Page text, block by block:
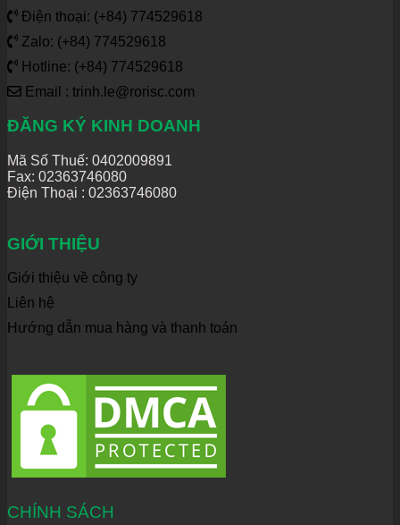
Điện thoại: (+84) 774529618
Zalo: (+84) 774529618
Hotline: (+84) 774529618
Email : trinh.le@rorisc.com
ĐĂNG KÝ KINH DOANH
Mã Số Thuế: 0402009891
Fax: 02363746080
Điện Thoại : 02363746080
GIỚI THIỆU
Giới thiệu về công ty
Liên hệ
Hướng dẫn mua hàng và thanh toán
CHÍNH SÁCH